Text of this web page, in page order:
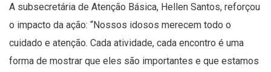
A subsecretária de Atenção Básica, Hellen Santos, reforçou
o impacto da ação: “Nossos idosos merecem todo o
cuidado e atenção. Cada atividade, cada encontro é uma
forma de mostrar que eles são importantes e que estamos